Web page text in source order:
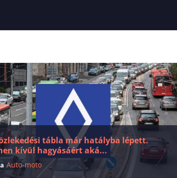
tábla már hatályba lépett.
kívül hagyásáért aká...
Auto-moto